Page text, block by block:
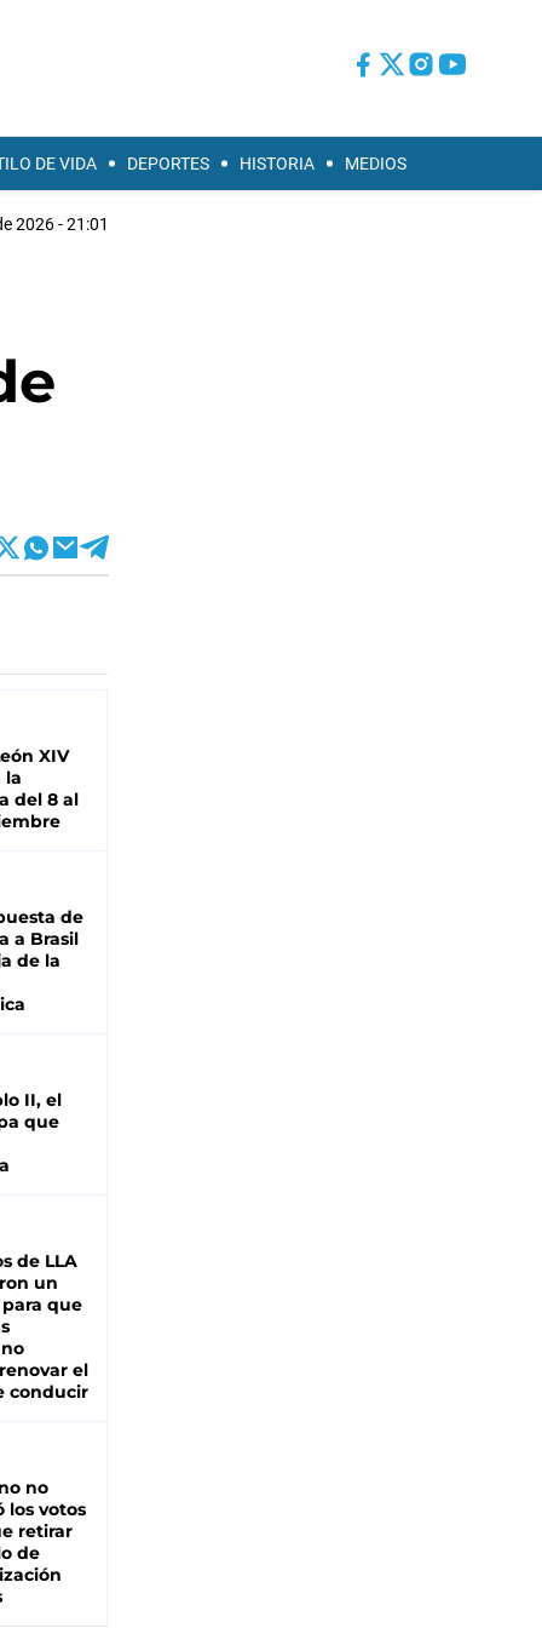
DE VIDA DEPORTES HISTORIA MEDIOS
2026 - 21:01
XIV
la
del 8 al
de
a Brasil
de la
II, el
que
de LLA
un
que
el
conducir
no
los votos
retirar
de